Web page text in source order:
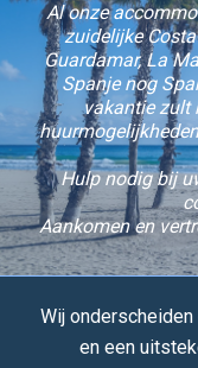
Al onze
zuidelijke
Guardamar, La
Spanje nog
vakantie zult
Hulp nodig bij
Aankomen en
Wij
en een